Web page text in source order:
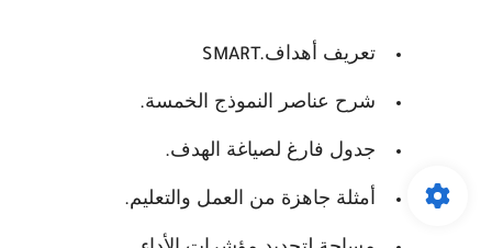
تعريف أهدافSMART.
شرح عناصر النموذج الخمسة.
جدول فارغ لصياغة الهدف.
أمثلة جاهزة من العمل والتعليم.